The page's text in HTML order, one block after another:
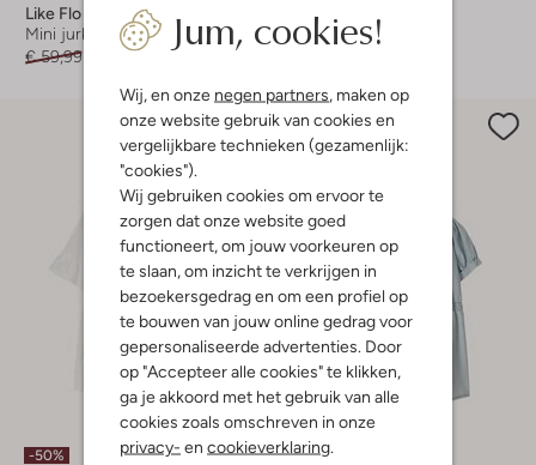
Jum, cookies!
Wij, en onze negen partners, maken op
onze website gebruik van cookies en
vergelijkbare technieken (gezamenlijk:
"cookies").
Wij gebruiken cookies om ervoor te
zorgen dat onze website goed
functioneert, om jouw voorkeuren op
te slaan, om inzicht te verkrijgen in
bezoekersgedrag en om een profiel op
te bouwen van jouw online gedrag voor
gepersonaliseerde advertenties. Door
op "Accepteer alle cookies" te klikken,
ga je akkoord met het gebruik van alle
cookies zoals omschreven in onze
privacy- en cookieverklaring.
Like Flo
Mini jurk
€ 59,99
€ 29,99
Your Wishes
Mini jurk
-50% -40%